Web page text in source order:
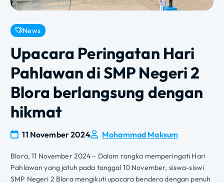
News
Upacara Peringatan Hari
Pahlawan di SMP Negeri 2
Blora berlangsung dengan
hikmat
11 November 2024 Mohammad Maksum
Blora, 11 November 2024 – Dalam rangka memperingati Hari
Pahlawan yang jatuh pada tanggal 10 November, siswa-siswi
SMP Negeri 2 Blora mengikuti upacara bendera dengan penuh